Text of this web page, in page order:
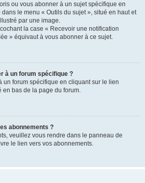
ou vous abonner à un sujet spécifique en
le menu « Outils du sujet », situé en haut et
par une image.
la case « Recevoir une notification
» équivaut à vous abonner à ce sujet.
à un forum spécifique ?
un forum spécifique en cliquant sur le lien
en bas de la page du forum.
abonnements ?
veuillez vous rendre dans le panneau de
le lien vers vos abonnements.